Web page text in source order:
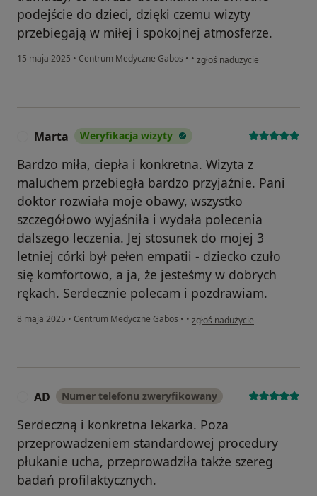
podejście do dzieci, dzięki czemu wizyty
przebiegają w miłej i spokojnej atmosferze.
15 maja 2025 • Centrum Medyczne Gabos • • w opinii użytkownika Ewelina
zgłoś nadużycie
Marta Weryfikacja wizyty
Bardzo miła, ciepła i konkretna. Wizyta z
maluchem przebiegła bardzo przyjaźnie. Pani
doktor rozwiała moje obawy, wszystko
szczegółowo wyjaśniła i wydała polecenia
dalszego leczenia. Jej stosunek do mojej 3
letniej córki był pełen empatii - dziecko czuło
się komfortowo, a ja, że jesteśmy w dobrych
rękach. Serdecznie polecam i pozdrawiam.
8 maja 2025 • Centrum Medyczne Gabos • • w opinii użytkownika Marta
zgłoś nadużycie
AD Numer telefonu zweryfikowany
Serdeczną i konkretna lekarka. Poza
przeprowadzeniem standardowej procedury
płukanie ucha, przeprowadziła także szereg
badań profilaktycznych.